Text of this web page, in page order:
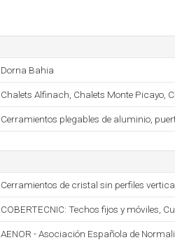
Dorna Bahia
Chalets Alfinach, Chalets Monte Picayo,
Cerramientos plegables de aluminio,
Cerramientos de cristal sin perfiles
COBERTECNIC: Techos fijos y móviles,
AENOR - Asociación Española de